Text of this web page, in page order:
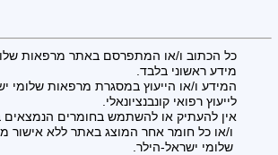
כל הכתוב ו/או המתפרסם באתר מרפאות
מידע ראשוני בלבד.
המידע ו/או הייעוץ במסגרת מרפאות שלומי
לייעוץ רפואי קונבנציונאלי.
אין להעתיק או להשתמש בחומרים
ו/או כל חומר אחר המוצג באתר ללא אישור
שלומי ישראל-הילר.